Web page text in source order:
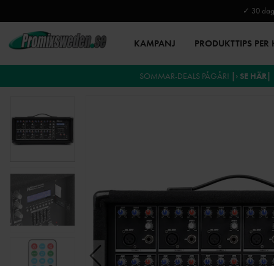
✓ 30
KAMPANJ PRODUKTTIPS
SOMMAR-DEALS PÅGÅR! |› SE HÄR|